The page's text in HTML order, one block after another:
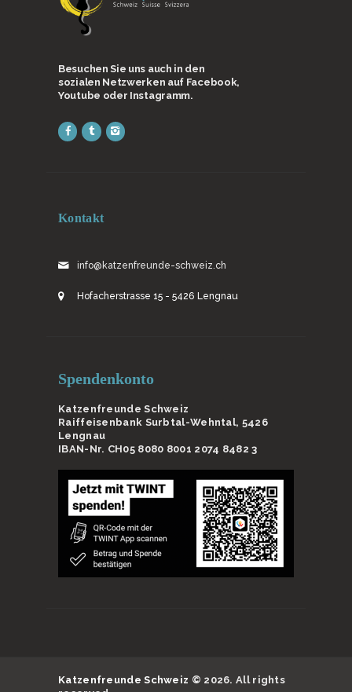
Besuchen Sie uns auch in den
sozialen Netzwerken auf Facebook,
Youtube oder Instagramm.
Kontakt
info@katzenfreunde-schweiz.ch
Hofacherstrasse 15 - 5426 Lengnau
Spendenkonto
Katzenfreunde Schweiz
Raiffeisenbank Surbtal-Wehntal, 5426
Lengnau
IBAN-Nr. CH05 8080 8001 2074 8482 3
Katzenfreunde Schweiz © 2026. All rights